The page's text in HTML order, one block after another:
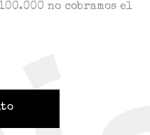
no cobramos el